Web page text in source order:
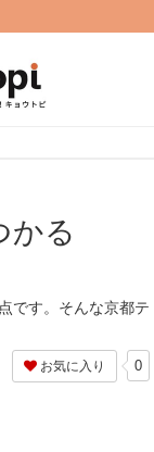
かる
です。そんな京都テ
お気に入り 0